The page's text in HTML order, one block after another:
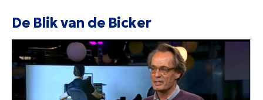
De Blik van de Bicker